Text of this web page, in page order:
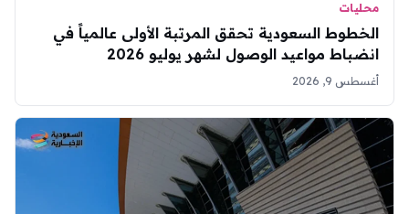
محليات
الخطوط السعودية تحقق المرتبة الأولى عالمياً في
انضباط مواعيد الوصول لشهر يوليو 2026
أغسطس 9, 2026